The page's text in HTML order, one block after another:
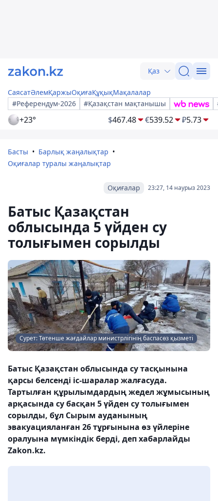
Қаз
СаясатӘлемҚаржыОқиғаҚұқықМақалалар
#Референдум-2026
#Қазақстан мақтанышы
+23° $467.48 €539.52 ₽5.73
Басты
Барлық жаңалықтар
Оқиғалар туралы жаңалықтар
23:27, 14 наурыз 2023
Оқиғалар
Батыс Қазақстан
облысында 5 үйден су
толығымен сорылды
Сурет: Төтенше жағдайлар министрлігінің баспасөз қызметі
Батыс Қазақстан облысында су тасқынына
қарсы белсенді іс-шаралар жалғасуда.
Тартылған құрылымдардың жедел жұмысының
арқасында су басқан 5 үйден су толығымен
сорылды, бұл Сырым ауданының
эвакуацияланған 26 тұрғынына өз үйлеріне
оралуына мүмкіндік берді, деп хабарлайды
Zakon.kz.